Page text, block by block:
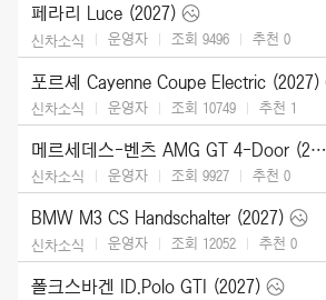
페라리 Luce (2027)
신차소식 운영자 조회 9496 추천 0
포르셰 Cayenne Coupe Electric (2027)
신차소식 운영자 조회 10749 추천 1
메르세데스-벤츠 AMG GT 4-Door (2027)
신차소식 운영자 조회 9927 추천 0
BMW M3 CS Handschalter (2027)
신차소식 운영자 조회 12052 추천 0
폴크스바겐 ID.Polo GTI (2027)